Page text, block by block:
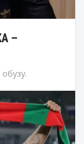
–